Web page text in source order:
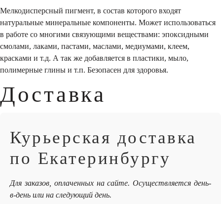
Мелкодисперсный пигмент, в состав которого входят
натуральные минеральные компоненты. Может использоваться
в работе со многими связующими веществами: эпоксидными
смолами, лаками, пастами, маслами, медиумами, клеем,
красками и т.д. А так же добавляется в пластики, мыло,
полимерные глины и т.п. Безопасен для здоровья.
Доставка
Курьерская доставка
по Екатеринбургу
Для заказов, оплаченных на сайте. Осуществляется день-
в-день или на следующий день.